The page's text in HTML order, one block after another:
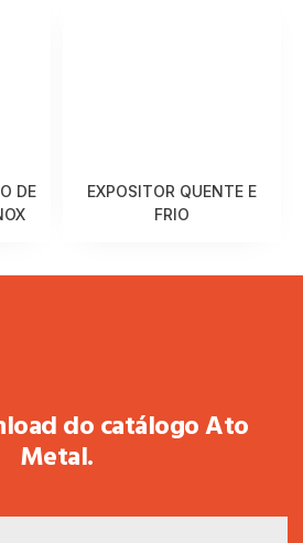
DE
EXPOSITOR QUENTE E
FRIO
do catálogo Ato
Metal.